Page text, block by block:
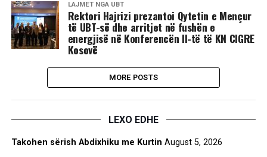
LAJMET NGA UBT
Rektori Hajrizi prezantoi Qytetin e Mençur
të UBT-së dhe arritjet në fushën e
energjisë në Konferencën II-të të KN CIGRE
Kosovë
MORE POSTS
LEXO EDHE
Takohen sërish Abdixhiku me Kurtin August 5, 2026